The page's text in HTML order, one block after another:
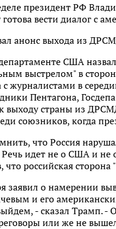
президент РФ
вести диалог с
анонс выхода из
США
выстрелом" в
с журналистами в
Пентагона,
выходу страны из
союзников, когда
что Россия
идет не о США и не
что российская
заявил о намерении
и его
- сказал Трамп. -
или же не